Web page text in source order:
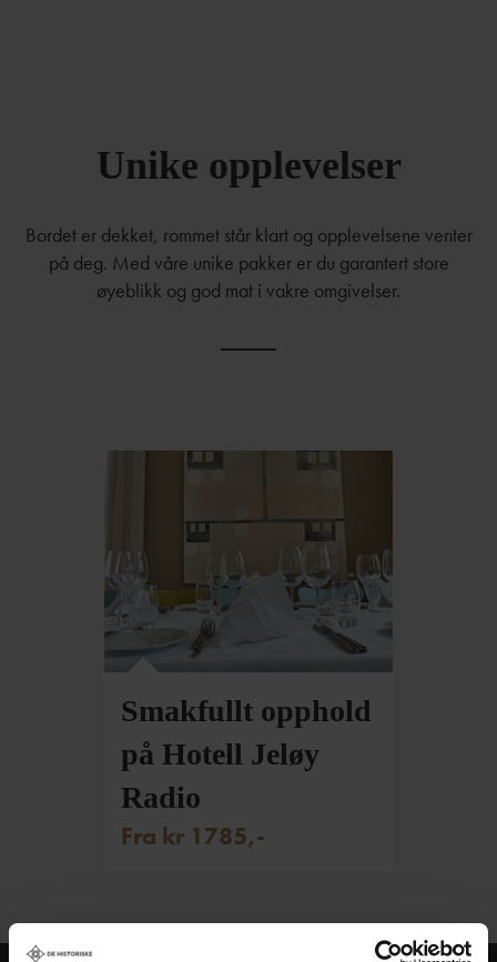
Unike opplevelser
Bordet er dekket, rommet står klart og opplevelsene venter
på deg. Med våre unike pakker er du garantert store
øyeblikk og god mat i vakre omgivelser.
Smakfullt opphold
på Hotell Jeløy
Radio
Fra kr 1785,-